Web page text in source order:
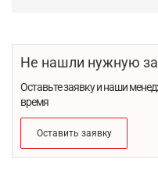
Не нашли нужную
Оставьте заявку и наши
время
Оставить заявку